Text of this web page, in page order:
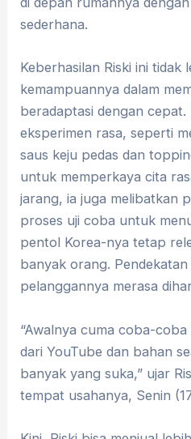
sederhana.
Keberhasilan Riski ini tidak
kemampuannya dalam
beradaptasi dengan
eksperimen rasa, seperti
saus keju pedas dan
untuk memperkaya cita
jarang, ia juga melibatkan
proses uji coba untuk
pentol Korea-nya tetap
banyak orang.
pelanggannya merasa
“Awalnya cuma coba-
dari YouTube dan bahan
banyak yang suka,” ujar
tempat usahanya, Senin